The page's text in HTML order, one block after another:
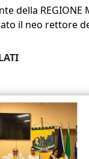
della REGIONE
il neo rettore